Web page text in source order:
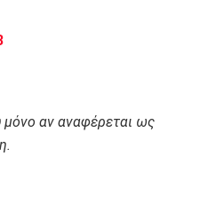
αν αναφέρεται ως